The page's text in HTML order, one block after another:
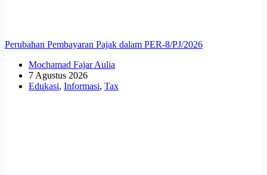
Perubahan Pembayaran Pajak dalam PER-8/PJ/2026
Mochamad Fajar Aulia
7 Agustus 2026
Edukasi, Informasi, Tax